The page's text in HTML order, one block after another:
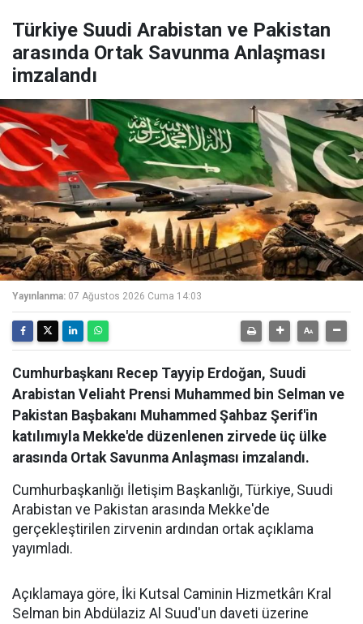
Türkiye Suudi Arabistan ve Pakistan
arasında Ortak Savunma Anlaşması
imzalandı
Yayınlanma: 07 Ağustos 2026 Cuma 14:03
Cumhurbaşkanı Recep Tayyip Erdoğan, Suudi
Arabistan Veliaht Prensi Muhammed bin Selman ve
Pakistan Başbakanı Muhammed Şahbaz Şerif'in
katılımıyla Mekke'de düzenlenen zirvede üç ülke
arasında Ortak Savunma Anlaşması imzalandı.
Cumhurbaşkanlığı İletişim Başkanlığı, Türkiye, Suudi
Arabistan ve Pakistan arasında Mekke'de
gerçekleştirilen zirvenin ardından ortak açıklama
yayımladı.
Açıklamaya göre, İki Kutsal Caminin Hizmetkârı Kral
Selman bin Abdülaziz Al Suud'un daveti üzerine